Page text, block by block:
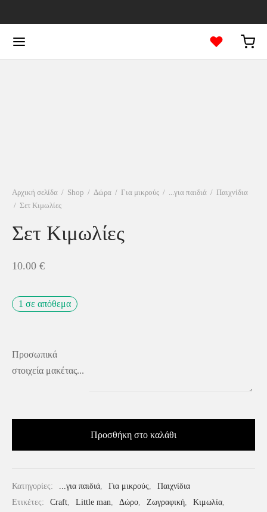
Αρχική σελίδα / Shop / Δώρα / Για μικρούς / ...για παιδιά / Παιχνίδια
/ Σετ Κιμωλίες
Σετ Κιμωλίες
10.00 €
1 σε απόθεμα
Προσωπικά
στοιχεία μακέτας...
Προσθήκη στο καλάθι
Κατηγορίες: ...για παιδιά, Για μικρούς,
Παιχνίδια
Ετικέτες:
Craft Little man Δώρο Ζωγραφική Κιμωλία